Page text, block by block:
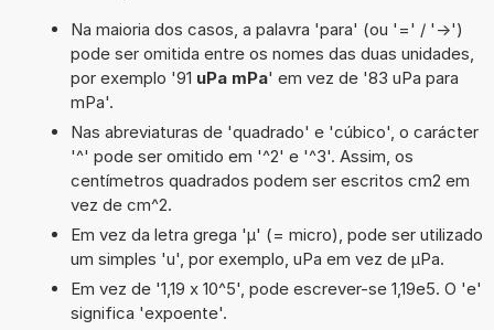
Na maioria dos casos, a palavra 'para' (ou '=' / '->')
pode ser omitida entre os nomes das duas unidades,
por exemplo '91 uPa mPa' em vez de '83 uPa para
mPa'.
Nas abreviaturas de 'quadrado' e 'cúbico', o carácter
'^' pode ser omitido em '^2' e '^3'. Assim, os
centímetros quadrados podem ser escritos cm2 em
vez de cm^2.
Em vez da letra grega 'µ' (= micro), pode ser utilizado
um simples 'u', por exemplo, uPa em vez de µPa.
Em vez de '1,19 x 10^5', pode escrever-se 1,19e5. O 'e'
significa 'expoente'.